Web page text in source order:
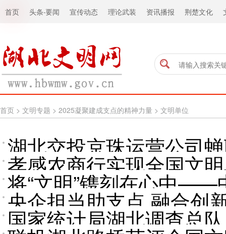
首页 头条·要闻 宣传动态 理论武装 资讯播报 荆楚文化
首页 > 文明专题 > 2025凝聚建成支点的精神力量 > 文明单位
湖北交投京珠运营公司
孝感农商行实现全国文
将“文明”镌刻在心中——
联“全国文明单位”纪实
央企担当助支点 融合
位纪实
国家统计局湖北调查总